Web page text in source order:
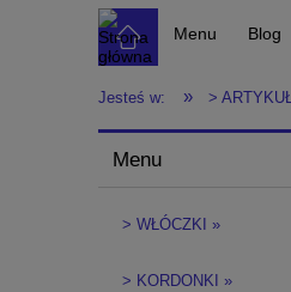
Menu Blog
Jesteś w: » >
Menu
> WŁÓCZKI »
> KORDONKI »